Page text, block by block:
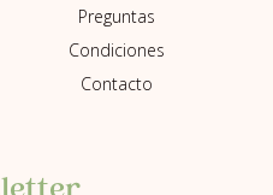
Preguntas
Condiciones
Contacto